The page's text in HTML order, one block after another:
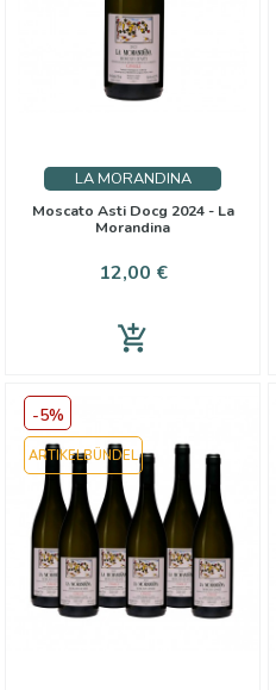
LA MORANDINA
Moscato Asti Docg 2024 - La
Morandina
Preis
12,00 €
add_shopping_cart
-5%
ARTIKELBÜNDEL